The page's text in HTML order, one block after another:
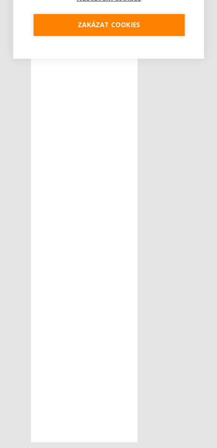
ZAKÁZAT COOKIES